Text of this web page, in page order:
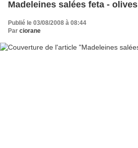
Madeleines salées feta - olives
Publié le 03/08/2008 à 08:44
Par ciorane